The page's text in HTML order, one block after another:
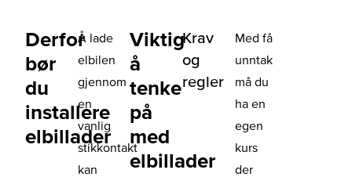
Derfor
bør
du
installere
elbillader
Å lade
elbilen
gjennom
en
vanlig
stikkontakt
kan
Viktig
å
tenke
på
med
elbillader
Krav
og
regler
Med få
unntak
må du
ha en
egen
kurs
der